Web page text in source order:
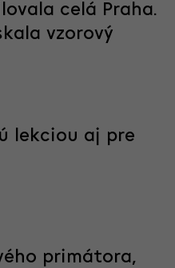
celá Praha.
vzorový
lekciou aj pre
primátora,